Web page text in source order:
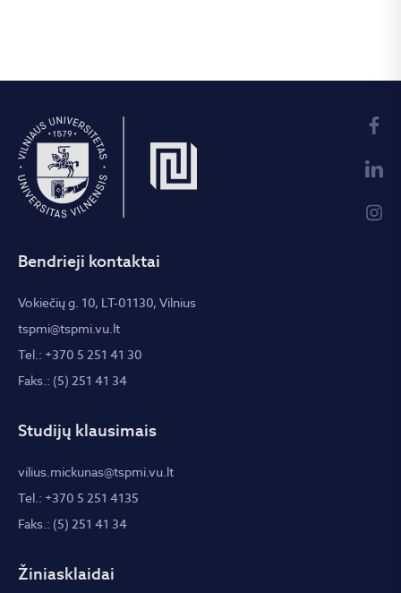
Bendrieji kontaktai
Vokiečių g. 10, LT-01130, Vilnius
tspmi@tspmi.vu.lt
Tel.: +370 5 251 41 30
Faks.: (5) 251 41 34
Studijų klausimais
vilius.mickunas@tspmi.vu.lt
Tel.: +370 5 251 4135
Faks.: (5) 251 41 34
Žiniasklaidai